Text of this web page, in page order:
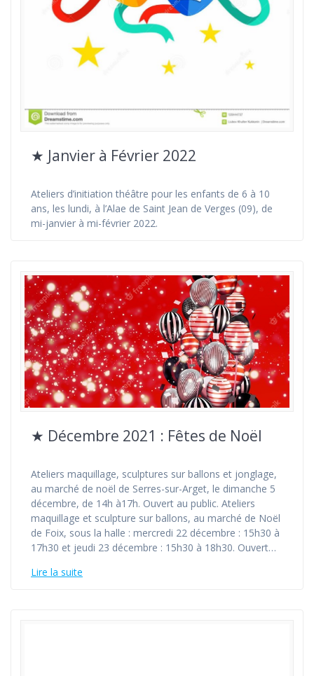
★ Janvier à Février 2022
Ateliers d’initiation théâtre pour les enfants de 6 à 10
ans, les lundi, à l’Alae de Saint Jean de Verges (09), de
mi-janvier à mi-février 2022.
★ Décembre 2021 : Fêtes de Noël
Ateliers maquillage, sculptures sur ballons et jonglage,
au marché de noël de Serres-sur-Arget, le dimanche 5
décembre, de 14h à17h. Ouvert au public. Ateliers
maquillage et sculpture sur ballons, au marché de Noël
de Foix, sous la halle : mercredi 22 décembre : 15h30 à
17h30 et jeudi 23 décembre : 15h30 à 18h30. Ouvert…
Lire la suite